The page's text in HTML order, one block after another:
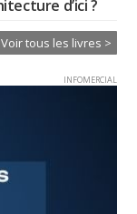
d’ici ?
Voir tous les livres >
INFOMERCIAL